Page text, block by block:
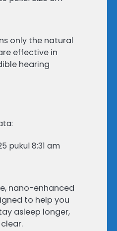
only the natural
effective in
hearing
pukul 8:31 am
nano-enhanced
to help you
asleep longer,